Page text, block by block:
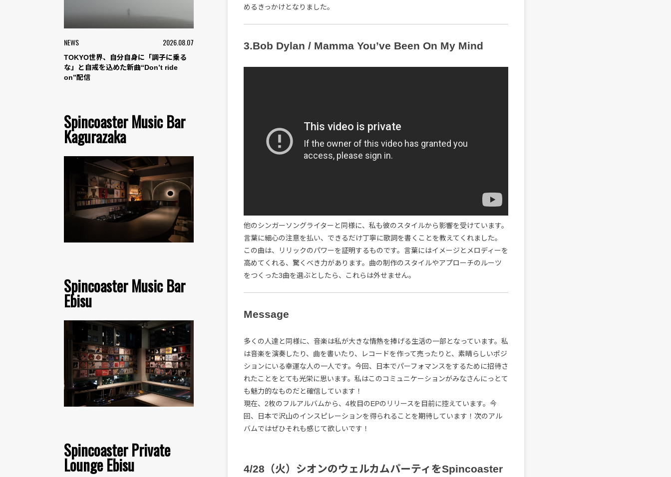
NEWS 2026.08.07
TOKYO世界、自分自身に「調子に乗る
な」と自戒を込めた新曲“Don’t ride
on”配信
Spincoaster Music Bar
Kagurazaka
Spincoaster Music Bar
Ebisu
Spincoaster Private
Lounge Ebisu
めるきっかけとなりました。
3.Bob Dylan / Mamma You’ve Been On My Mind
他のシンガーソングライターと同様に、私も彼のスタイルから影響を受けています。
言葉に細心の注意を払い、できるだけ丁寧に歌詞を書くことを教えてくれました。
この曲は、リリックのパワーを証明するものです。言葉にはイメージとメロディーを
高めてくれる、驚くべき力があります。曲の制作のスタイルやアプローチのルーツ
をつくった3曲を選ぶとしたら、これらは外せません。
Message
多くの人達と同様に、音楽は私が大きな情熱を捧げる生活の一部となっています。私
は音楽を演奏したり、曲を書いたり、レコードを作って売ったりと、素晴らしいポジ
ションにいる幸運な人の一人です。今回、日本でパーフォマンスをするために招待さ
れたことをとても光栄に思います。私はこのコミュニケーションがみなさんにっとて
も魅力的なものだと確信しています！
現在、2枚のフルアルバムから、4枚目のEPのリリースを目前に控えています。今
回、日本で沢山のインスピレーションを得られることを期待しています！次のアル
バムではぜひそれも感じて欲しいです！
4/28（火）シオンのウェルカムパーティをSpincoaster